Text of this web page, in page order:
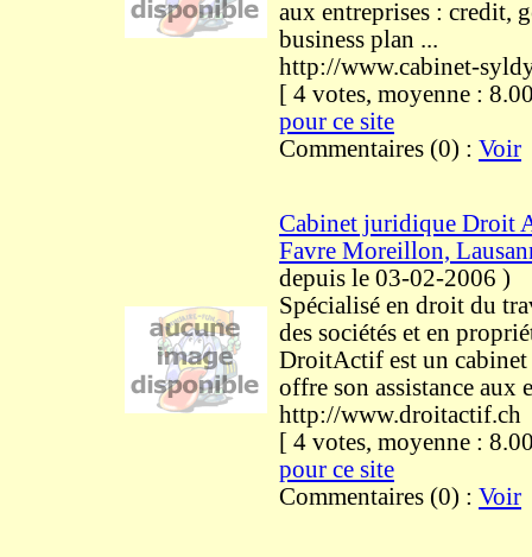
aux entreprises : credit,
business plan ...
http://www.cabinet-
[ 4 votes, moyenne :
pour ce site
Commentaires (0) : Voir
Cabinet juridique Droit
Favre Moreillon,
depuis le 03-02-2006 )
Spécialisé en droit du
des sociétés et en
DroitActif est un
offre son assistance aux
http://www.droitactif.ch
[ 4 votes, moyenne :
pour ce site
Commentaires (0) : Voir